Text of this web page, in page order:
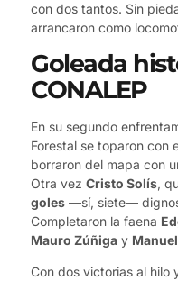
con dos tantos. Sin
arrancaron como
Goleada
CONALEP
En su segundo
Forestal se toparon con
borraron del mapa con
Otra vez Cristo Solís,
goles —sí, siete—
Completaron la faena
Mauro Zúñiga y
Con dos victorias al hilo